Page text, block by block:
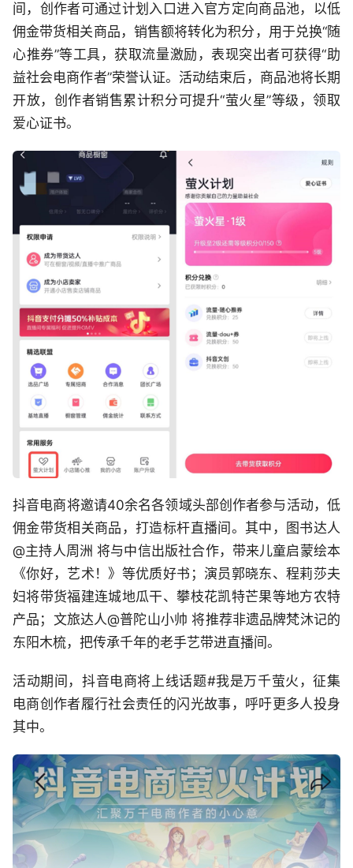
间，创作者可通过计划入口进入官方定向商品池，以低
佣金带货相关商品，销售额将转化为积分，用于兑换“随
心推券”等工具，获取流量激励，表现突出者可获得“助
益社会电商作者”荣誉认证。活动结束后，商品池将长期
开放，创作者销售累计积分可提升“萤火星”等级，领取
爱心证书。
抖音电商将邀请40余名各领域头部创作者参与活动，低
佣金带货相关商品，打造标杆直播间。其中，图书达人
@主持人周洲 将与中信出版社合作，带来儿童启蒙绘本
《你好，艺术！》等优质好书；演员郭晓东、程莉莎夫
妇将带货福建连城地瓜干、攀枝花凯特芒果等地方农特
产品；文旅达人@普陀山小帅 将推荐非遗品牌梵沐记的
东阳木梳，把传承千年的老手艺带进直播间。
活动期间，抖音电商将上线话题#我是万千萤火，征集
电商创作者履行社会责任的闪光故事，呼吁更多人投身
其中。